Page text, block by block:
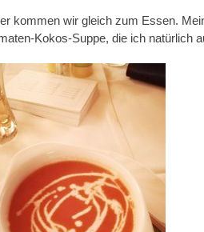
kommen wir gleich zum Essen.
Kokos-Suppe, die ich natürlich